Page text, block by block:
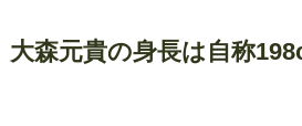
大森元貴の身長は自称